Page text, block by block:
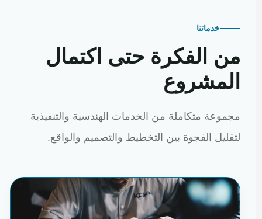
خدماتنا
من الفكرة حتى اكتمال
المشروع
مجموعة متكاملة من الخدمات الهندسية والتنفيذية
لتقليل الفجوة بين التخطيط والتصميم والواقع.